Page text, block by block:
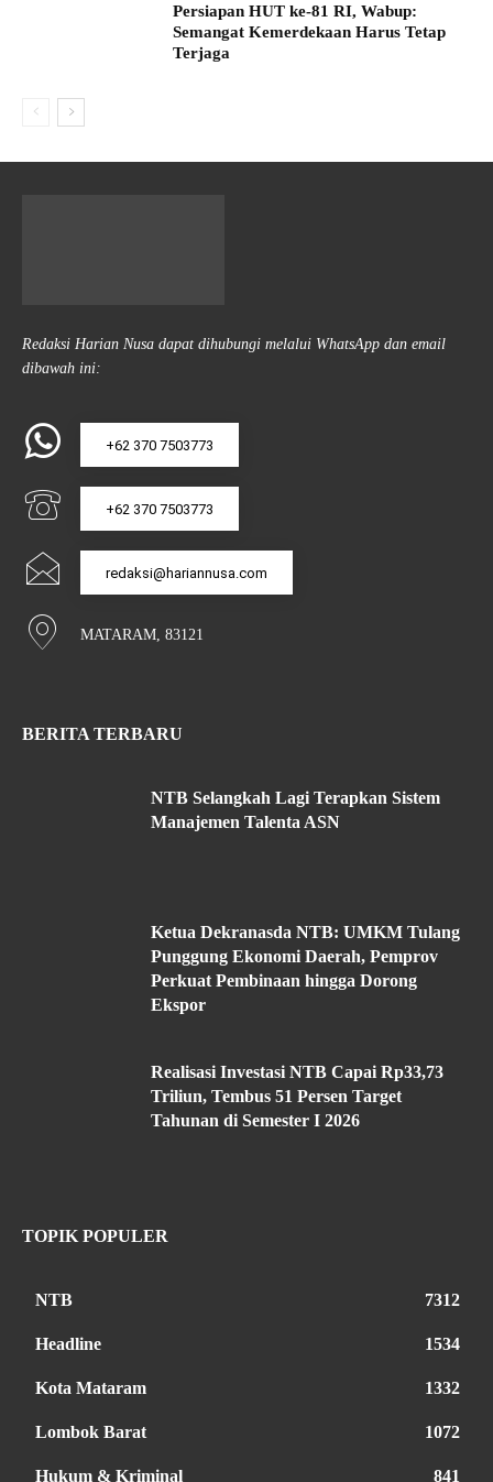
Persiapan HUT ke-81 RI, Wabup:
Semangat Kemerdekaan Harus Tetap
Terjaga
Redaksi Harian Nusa dapat dihubungi melalui WhatsApp dan email
dibawah ini:
+62 370 7503773
+62 370 7503773
redaksi@hariannusa.com
MATARAM, 83121
BERITA TERBARU
NTB Selangkah Lagi Terapkan Sistem
Manajemen Talenta ASN
Ketua Dekranasda NTB: UMKM Tulang
Punggung Ekonomi Daerah, Pemprov
Perkuat Pembinaan hingga Dorong
Ekspor
Realisasi Investasi NTB Capai Rp33,73
Triliun, Tembus 51 Persen Target
Tahunan di Semester I 2026
TOPIK POPULER
NTB 7312
Headline 1534
Kota Mataram 1332
Lombok Barat 1072
Hukum & Kriminal 841